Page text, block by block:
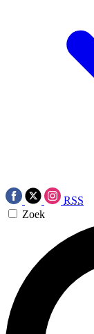
RSS
Zoek